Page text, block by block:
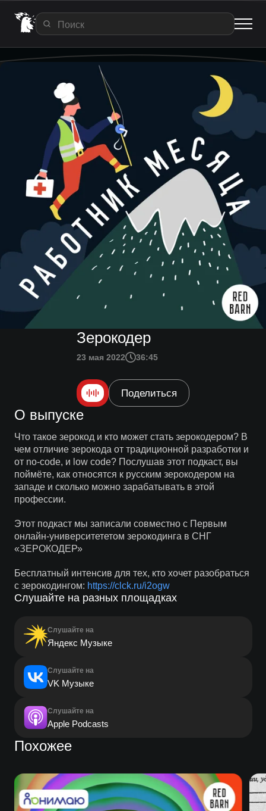
Зерокодер
23 мая 2022 36:45
Поделиться
О выпуске
Что такое зерокод и кто может стать зерокодером? В
чем отличие зерокода от традиционной разработки и
от no-code, и low code? Послушав этот подкаст, вы
поймёте, как относятся к русским зерокодером на
западе и сколько можно зарабатывать в этой
профессии.
Этот подкаст мы записали совместно с Первым
онлайн-университететом зерокодинга в СНГ
«ЗЕРОКОДЕР»
Бесплатный интенсив для тех, кто хочет разобраться
с зерокодингом: https://clck.ru/i2ogw
Слушайте на разных площадках
Слушайте на
Яндекс Музыке
Слушайте на
VK Музыке
Слушайте на
Apple Podcasts
Похожее